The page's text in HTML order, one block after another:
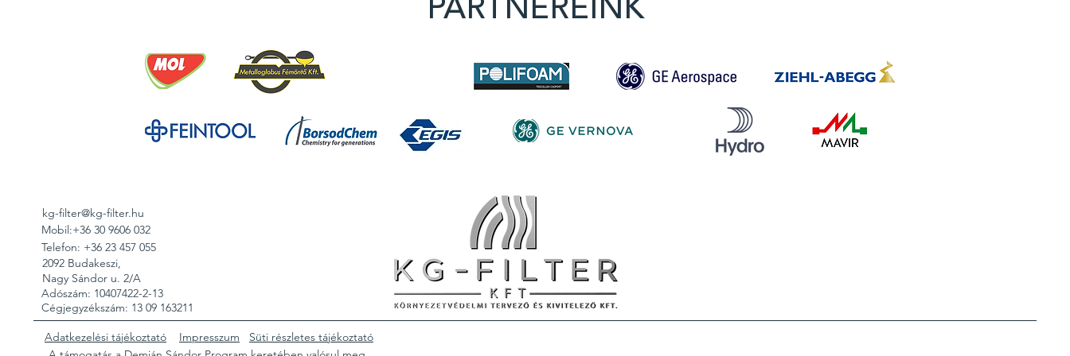
PARTNEREINK
kg-filter@kg-filter.hu
Mobil:+36 30 9606 032
Telefon: +36 23 457 055
2092 Budakeszi,
Nagy Sándor u. 2/A
Adószám: 10407422-2-13
Cégjegyzékszám: 13 09 163211
Adatkezelési tájékoztató Impresszum
Süti részletes tájékoztató